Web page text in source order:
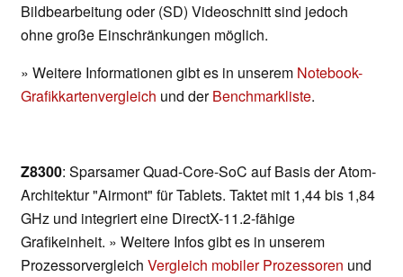
Bildbearbeitung oder (SD) Videoschnitt sind jedoch
ohne große Einschränkungen möglich.
» Weitere Informationen gibt es in unserem Notebook-
Grafikkartenvergleich und derBenchmarkliste.
Z8300: Sparsamer Quad-Core-SoC auf Basis der Atom-
Architektur "Airmont" für Tablets. Taktet mit 1,44 bis 1,84
GHz und integriert eine DirectX-11.2-fähige
Grafikeinheit. » Weitere Infos gibt es in unserem
Prozessorvergleich Vergleich mobiler Prozessoren und